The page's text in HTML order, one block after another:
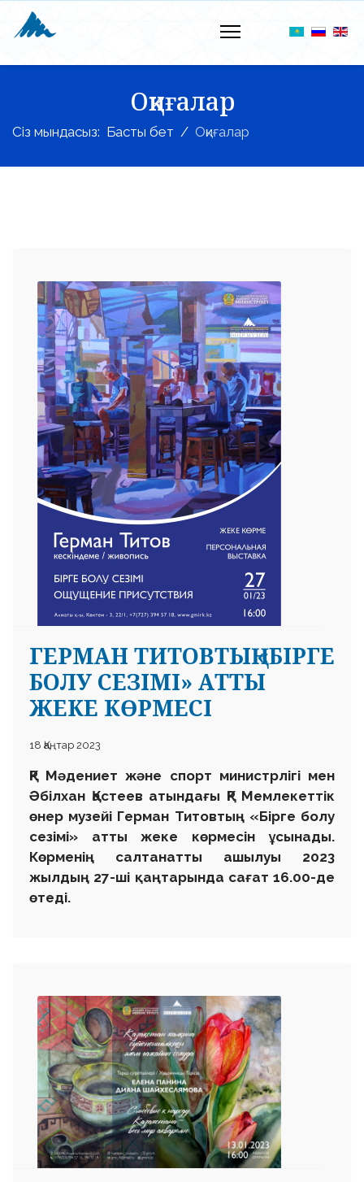
Оқиғалар
Сіз мындасыз: Басты бет Оқиғалар
ГЕРМАН ТИТОВТЫҢ «БІРГЕ
БОЛУ СЕЗІМІ» АТТЫ
ЖЕКЕ КӨРМЕСІ
18 Қаңтар 2023
ҚР Мәдениет және спорт министрлігі мен
Әбілхан Қастеев атындағы ҚР Мемлекеттік
өнер музейі Герман Титовтың «Бірге болу
сезімі» атты жеке көрмесін ұсынады.
Көрменің салтанатты ашылуы 2023
жылдың 27-ші қаңтарында сағат 16.00-де
өтеді.